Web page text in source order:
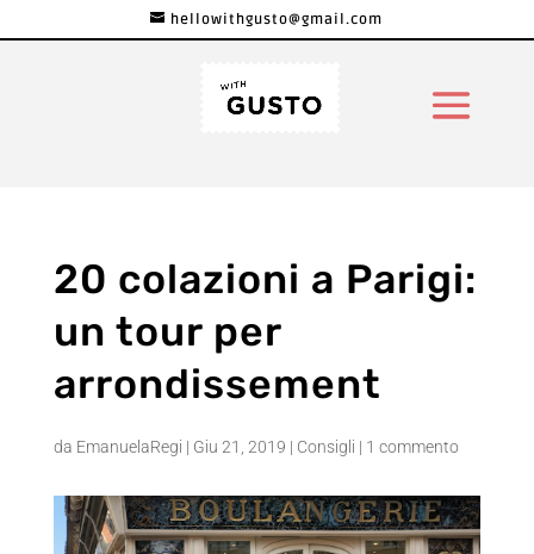
hellowithgusto@gmail.com
20 colazioni a Parigi:
un tour per
arrondissement
da EmanuelaRegi | Giu 21, 2019 | Consigli | 1 commento